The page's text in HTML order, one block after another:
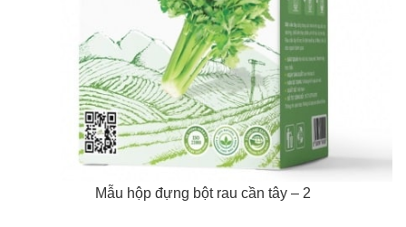
Mẫu hộp đựng bột rau cần tây – 2